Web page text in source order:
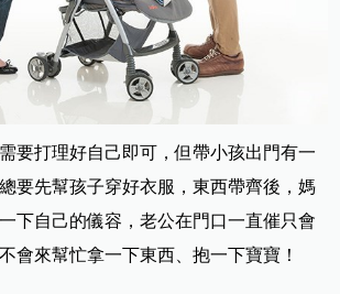
要打理好自己即可，但帶小孩出門有一
要先幫孩子穿好衣服，東西帶齊後，媽
下自己的儀容，老公在門口一直催只會
會來幫忙拿一下東西、抱一下寶寶！